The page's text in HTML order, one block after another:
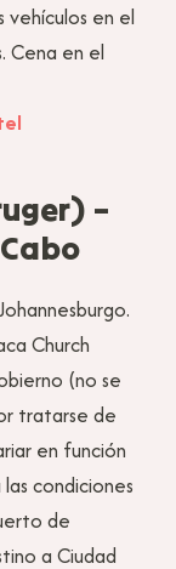
en el
Cena en el
–
Church
(no se
tratarse de
en función
condiciones
de
a Ciudad